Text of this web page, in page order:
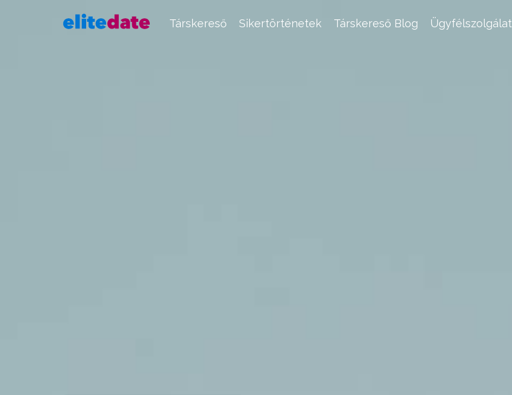
Társkereső Sikertörténetek Társkereső Blog Ügyfélszolgálat